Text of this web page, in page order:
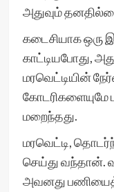
அதுவும்
கடைசியாக ஒரு
காட்டியபோது,
மரவெட்டியின்
கோடரிகளையுமே
மறைந்தது.
மரவெட்டி,
செய்து வந்தான்.
அவனது